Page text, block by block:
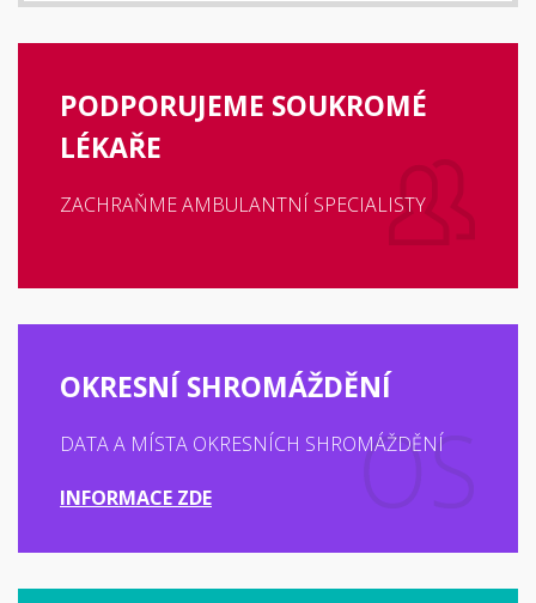
PODPORUJEME SOUKROMÉ
LÉKAŘE
ZACHRAŇME AMBULANTNÍ SPECIALISTY
OKRESNÍ SHROMÁŽDĚNÍ
DATA A MÍSTA OKRESNÍCH SHROMÁŽDĚNÍ
INFORMACE ZDE